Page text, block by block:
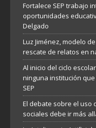
Fortalece SEP trabajo
oportunidades
Delgado
Luz Jiménez, modelo
rescate de relatos en
Al inicio del ciclo
ninguna institución
SEP
El debate sobre el uso
sociales debe ir más